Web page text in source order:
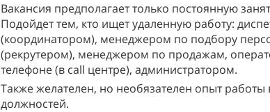
Вакансия предполагает только постоянную
Подойдет тем, кто ищет удаленную работу:
(координатором), менеджером по подбору
(рекрутером), менеджером по продажам,
телефоне (в call центре), администратором.
Также желателен, но необязателен опыт работы
должностей.